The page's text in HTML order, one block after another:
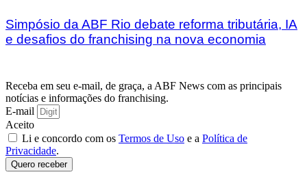
Simpósio da ABF Rio debate reforma tributária, IA
e desafios do franchising na nova economia
Receba em seu e-mail, de graça, a ABF News com as principais
notícias e informações do franchising.
E-mail
Aceito
Li e concordo com os Termos de Uso e a Política de
Privacidade.
Quero receber